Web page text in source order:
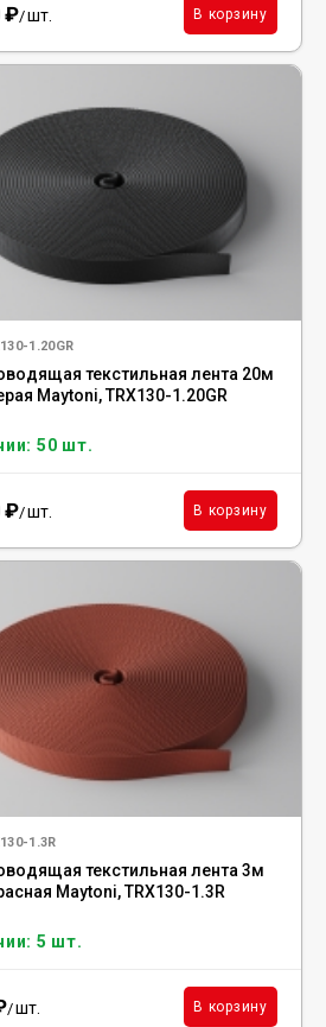
₽/шт. В корзину
1.20GR
текстильная лента 20м
Maytoni, TRX130-1.20GR
50 шт.
₽/шт. В корзину
1.3R
текстильная лента 3м
Maytoni, TRX130-1.3R
5 шт.
/шт. В корзину